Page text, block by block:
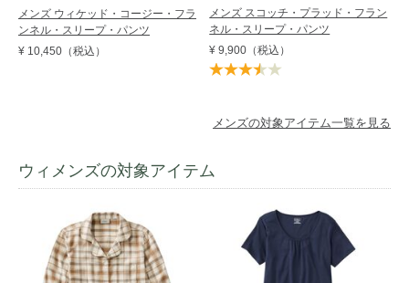
メンズ ウィケッド・コージー・フラ
ンネル・スリープ・パンツ
¥ 10,450 （税込）
メンズ スコッチ・プラッド・フラン
ネル・スリープ・パンツ
¥ 9,900 （税込）
メンズの対象アイテム一覧を見る
ウィメンズの対象アイテム